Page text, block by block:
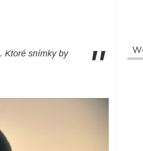
Ktoré snímky by
"